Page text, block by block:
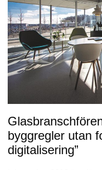
byggregler utan
digitalisering”